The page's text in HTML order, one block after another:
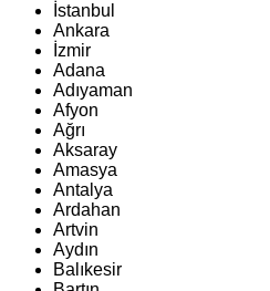
İstanbul
Ankara
İzmir
Adana
Adıyaman
Afyon
Ağrı
Aksaray
Amasya
Antalya
Ardahan
Artvin
Aydın
Balıkesir